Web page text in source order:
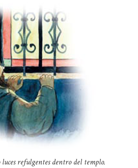
refulgentes dentro del templo.